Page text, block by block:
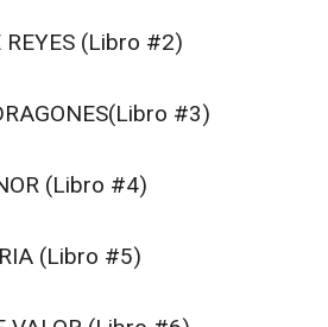
(Libro #2)
#3)
(Libro #4)
(Libro #5)